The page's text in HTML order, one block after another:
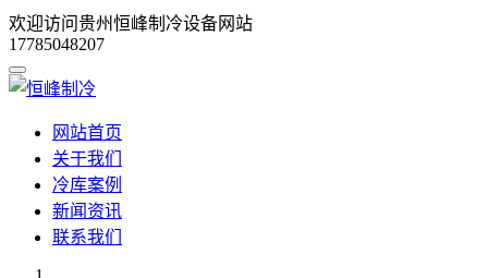
欢迎访问贵州恒峰制冷设备网站
17785048207
网站首页
关于我们
冷库案例
新闻资讯
联系我们